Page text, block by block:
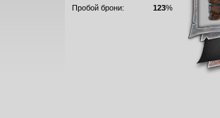
Пробой брони:
123%